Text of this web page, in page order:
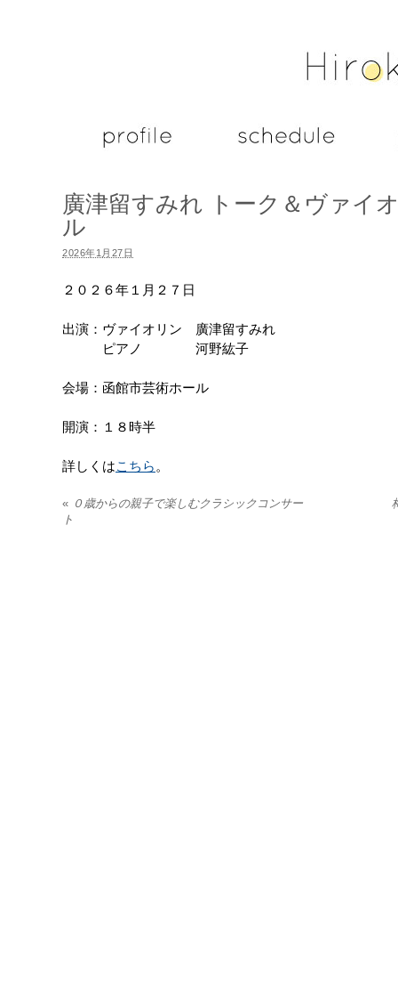
廣津留すみれ トーク＆ヴァイ
ル
2026年1月27日
２０２６年１月２７日
出演：ヴァイオリン 廣津留すみれ
ピアノ 河野紘子
会場：函館市芸術ホール
開演：１８時半
詳しくはこちら 。
« ０歳からの親子で楽しむクラシックコンサー
ト